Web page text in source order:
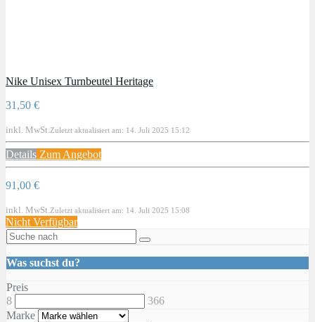
Nike Unisex Turnbeutel Heritage
31,50 €
inkl. MwSt. Zuletzt aktualisiert am: 14. Juli 2025 15:12
Details Zum Angebot
91,00 €
inkl. MwSt. Zuletzt aktualisiert am: 14. Juli 2025 15:08
Nicht Verfügbar
Was suchst du?
Preis
8
366
Marke